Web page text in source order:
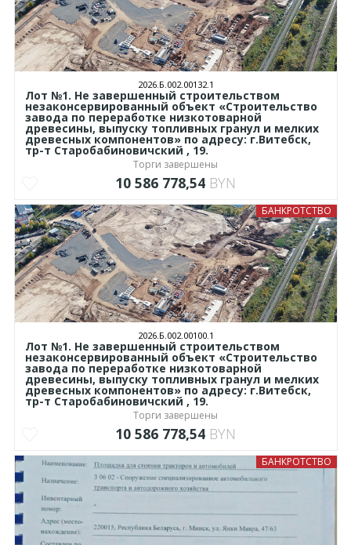
2026.Б.002.00132.1
Лот №1. Не завершенный строительством
незаконсервированный объект «Строительство
завода по переработке низкотоварной
древесины, выпуску топливных гранул и мелких
древесных компонентов» по адресу: г.Витебск,
тр-т Старобабиновичский , 19.
Торги завершены
10 586 778,54 BYN
БАНКРОТСТВО
2026.Б.002.00100.1
Лот №1. Не завершенный строительством
незаконсервированный объект «Строительство
завода по переработке низкотоварной
древесины, выпуску топливных гранул и мелких
древесных компонентов» по адресу: г.Витебск,
тр-т Старобабиновичский , 19.
Торги завершены
10 586 778,54 BYN
БАНКРОТСТВО